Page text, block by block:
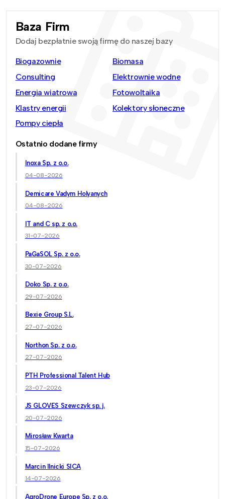
Baza Firm
Dodaj bezpłatnie swoją firmę do naszej bazy
Biogazownie
Biomasa
Consulting
Elektrownie wodne
Energia wiatrowa
Fotowoltaika
Klastry energii
Kolektory słoneczne
Pompy ciepła
Ostatnio dodane firmy
Inoxa Sp. z o.o.
04-08-2026
Demicare Vadym Holyanych
04-08-2026
IT and C sp. z o.o.
31-07-2026
PaGaSOL Sp. z o.o.
30-07-2026
Doko Sp. z o.o.
29-07-2026
Bexie Group S.L.
27-07-2026
Northon Sp. z o.o.
27-07-2026
PTH Professional Talent Hub
23-07-2026
JS GLOVES Szewczyk sp. j.
20-07-2026
Mirosław Kwarta
15-07-2026
Marcin Ilnicki SICA
14-07-2026
AgroDrone Europe Sp. z o.o.